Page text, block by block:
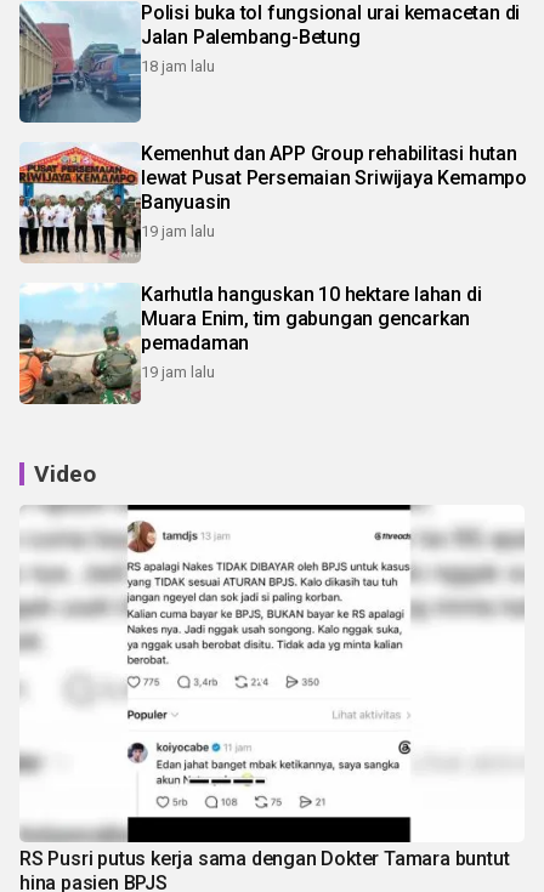
Polisi buka tol fungsional urai kemacetan di
Jalan Palembang-Betung
18 jam lalu
Kemenhut dan APP Group rehabilitasi hutan
lewat Pusat Persemaian Sriwijaya Kemampo
Banyuasin
19 jam lalu
Karhutla hanguskan 10 hektare lahan di
Muara Enim, tim gabungan gencarkan
pemadaman
19 jam lalu
Video
RS Pusri putus kerja sama dengan Dokter Tamara buntut
hina pasien BPJS